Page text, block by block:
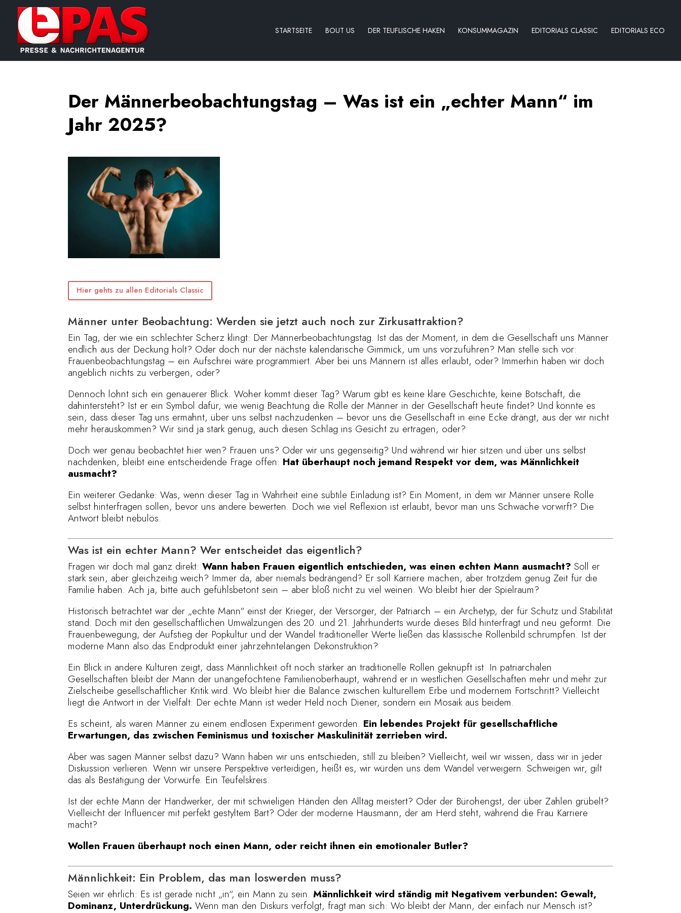
STARTSEITE BOUT US DER TEUFLISCHE HAKEN KONSUMMAGAZIN EDITORIALS CLASSIC EDITORIALS ECO
Der Männerbeobachtungstag – Was ist ein „echter Mann“ im
Jahr 2025?
Hier gehts zu allen Editorials Classic
Männer unter Beobachtung: Werden sie jetzt auch noch zur Zirkusattraktion?
Ein Tag, der wie ein schlechter Scherz klingt: Der Männerbeobachtungstag. Ist das der Moment, in dem die Gesellschaft uns Männer
endlich aus der Deckung holt? Oder doch nur der nächste kalendarische Gimmick, um uns vorzuführen? Man stelle sich vor:
Frauenbeobachtungstag – ein Aufschrei wäre programmiert. Aber bei uns Männern ist alles erlaubt, oder? Immerhin haben wir doch
angeblich nichts zu verbergen, oder?
Dennoch lohnt sich ein genauerer Blick. Woher kommt dieser Tag? Warum gibt es keine klare Geschichte, keine Botschaft, die
dahintersteht? Ist er ein Symbol dafür, wie wenig Beachtung die Rolle der Männer in der Gesellschaft heute findet? Und könnte es
sein, dass dieser Tag uns ermahnt, über uns selbst nachzudenken – bevor uns die Gesellschaft in eine Ecke drängt, aus der wir nicht
mehr herauskommen? Wir sind ja stark genug, auch diesen Schlag ins Gesicht zu ertragen, oder?
Doch wer genau beobachtet hier wen? Frauen uns? Oder wir uns gegenseitig? Und während wir hier sitzen und über uns selbst
nachdenken, bleibt eine entscheidende Frage offen: Hat überhaupt noch jemand Respekt vor dem, was Männlichkeit
ausmacht?
Ein weiterer Gedanke: Was, wenn dieser Tag in Wahrheit eine subtile Einladung ist? Ein Moment, in dem wir Männer unsere Rolle
selbst hinterfragen sollen, bevor uns andere bewerten. Doch wie viel Reflexion ist erlaubt, bevor man uns Schwäche vorwirft? Die
Antwort bleibt nebulös.
Was ist ein echter Mann? Wer entscheidet das eigentlich?
Fragen wir doch mal ganz direkt:Wann haben Frauen eigentlich entschieden, was einen echten Mann ausmacht? Soll er
stark sein, aber gleichzeitig weich? Immer da, aber niemals bedrängend? Er soll Karriere machen, aber trotzdem genug Zeit für die
Familie haben. Ach ja, bitte auch gefühlsbetont sein – aber bloß nicht zu viel weinen. Wo bleibt hier der Spielraum?
Historisch betrachtet war der „echte Mann“ einst der Krieger, der Versorger, der Patriarch – ein Archetyp, der für Schutz und Stabilität
stand. Doch mit den gesellschaftlichen Umwälzungen des 20. und 21. Jahrhunderts wurde dieses Bild hinterfragt und neu geformt. Die
Frauenbewegung, der Aufstieg der Popkultur und der Wandel traditioneller Werte ließen das klassische Rollenbild schrumpfen. Ist der
moderne Mann also das Endprodukt einer jahrzehntelangen Dekonstruktion?
Ein Blick in andere Kulturen zeigt, dass Männlichkeit oft noch stärker an traditionelle Rollen geknüpft ist. In patriarchalen
Gesellschaften bleibt der Mann der unangefochtene Familienoberhaupt, während er in westlichen Gesellschaften mehr und mehr zur
Zielscheibe gesellschaftlicher Kritik wird. Wo bleibt hier die Balance zwischen kulturellem Erbe und modernem Fortschritt? Vielleicht
liegt die Antwort in der Vielfalt: Der echte Mann ist weder Held noch Diener, sondern ein Mosaik aus beidem.
Es scheint, als wären Männer zu einem endlosen Experiment geworden. Ein lebendes Projekt für gesellschaftliche
Erwartungen, das zwischen Feminismus und toxischer Maskulinität zerrieben wird.
Aber was sagen Männer selbst dazu? Wann haben wir uns entschieden, still zu bleiben? Vielleicht, weil wir wissen, dass wir in jeder
Diskussion verlieren. Wenn wir unsere Perspektive verteidigen, heißt es, wir würden uns dem Wandel verweigern. Schweigen wir, gilt
das als Bestätigung der Vorwürfe. Ein Teufelskreis.
Ist der echte Mann der Handwerker, der mit schwieligen Händen den Alltag meistert? Oder der Bürohengst, der über Zahlen grübelt?
Vielleicht der Influencer mit perfekt gestyltem Bart? Oder der moderne Hausmann, der am Herd steht, während die Frau Karriere
macht?
Wollen Frauen überhaupt noch einen Mann, oder reicht ihnen ein emotionaler Butler?
Männlichkeit: Ein Problem, das man loswerden muss?
Seien wir ehrlich: Es ist gerade nicht „in“, ein Mann zu sein.Männlichkeit wird ständig mit Negativem verbunden: Gewalt,
Dominanz, Unterdrückung. Wenn man den Diskurs verfolgt, fragt man sich: Wo bleibt der Mann, der einfach nur Mensch ist?